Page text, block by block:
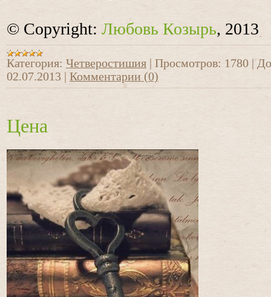
© Copyright: Любовь Козырь, 2013
Категория: Четверостишия Просмотров: 1780
02.07.2013
Комментарии (0)
Цена